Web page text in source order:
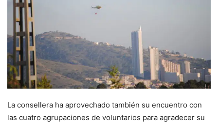
La consellera ha aprovechado también su encuentro con
las cuatro agrupaciones de voluntarios para agradecer su